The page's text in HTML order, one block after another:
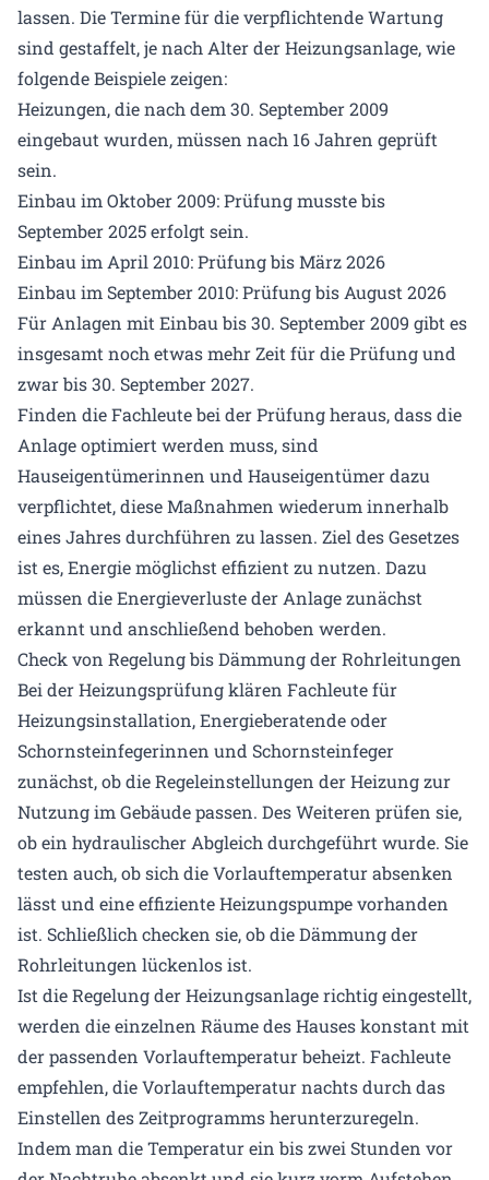
lassen. Die Termine für die verpflichtende Wartung
sind gestaffelt, je nach Alter der Heizungsanlage, wie
folgende Beispiele zeigen:
Heizungen, die nach dem 30. September 2009
eingebaut wurden, müssen nach 16 Jahren geprüft
sein.
Einbau im Oktober 2009: Prüfung musste bis
September 2025 erfolgt sein.
Einbau im April 2010: Prüfung bis März 2026
Einbau im September 2010: Prüfung bis August 2026
Für Anlagen mit Einbau bis 30. September 2009 gibt es
insgesamt noch etwas mehr Zeit für die Prüfung und
zwar bis 30. September 2027.
Finden die Fachleute bei der Prüfung heraus, dass die
Anlage optimiert werden muss, sind
Hauseigentümerinnen und Hauseigentümer dazu
verpflichtet, diese Maßnahmen wiederum innerhalb
eines Jahres durchführen zu lassen. Ziel des Gesetzes
ist es, Energie möglichst effizient zu nutzen. Dazu
müssen die Energieverluste der Anlage zunächst
erkannt und anschließend behoben werden.
Check von Regelung bis Dämmung der Rohrleitungen
Bei der Heizungsprüfung klären Fachleute für
Heizungsinstallation, Energieberatende oder
Schornsteinfegerinnen und Schornsteinfeger
zunächst, ob die Regeleinstellungen der Heizung zur
Nutzung im Gebäude passen. Des Weiteren prüfen sie,
ob ein hydraulischer Abgleich durchgeführt wurde. Sie
testen auch, ob sich die Vorlauftemperatur absenken
lässt und eine effiziente Heizungspumpe vorhanden
ist. Schließlich checken sie, ob die Dämmung der
Rohrleitungen lückenlos ist.
Ist die Regelung der Heizungsanlage richtig eingestellt,
werden die einzelnen Räume des Hauses konstant mit
der passenden Vorlauftemperatur beheizt. Fachleute
empfehlen, die Vorlauftemperatur nachts durch das
Einstellen des Zeitprogramms herunterzuregeln.
Indem man die Temperatur ein bis zwei Stunden vor